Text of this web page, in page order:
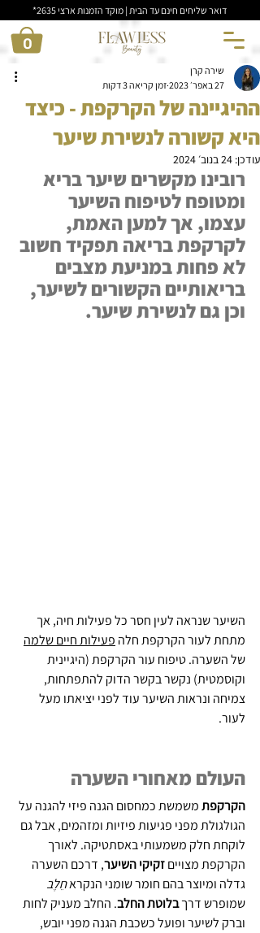
דואר שליחים חינם עד הבית | מוקד הזמנות ארצי 2635*
0
ההיגיינה של הקרקפת - כיצד
היא קשורה לנשירת שיער
שירה קרן
27 באפר׳ 2023
זמן קריאה 3 דקות
עודכן: 24 בנוב׳ 2024
רובינו מקשרים שיער בריא
ומטופח לטיפוח השיער
עצמו, אך למען האמת,
לקרקפת בריאה תפקיד חשוב
לא פחות במניעת מצבים
בריאותיים הקשורים לשיער,
וכן גם לנשירת שיער.
השיער שנראה לעין חסר כל פעילות חיה, אך
מתחת לעור הקרקפת חלה פעילות חיים שלמה
של השערה. טיפוח עור הקרקפת (היגיינית
וקוסמטית) נקשר בקשר הדוק להתפתחות,
צמיחה ונראות השיער עוד לפני יציאתו מעל
לעור.
העולם מאחורי השערה
הקרקפת משמשת כמחסום הגנה פיזי להגנה על
הגולגולת מפני פגיעות פיזיות ומזהמים, אבל גם
לוקחת חלק משמעותי באסתטיקה. לאורך
הקרקפת מצויים זקיקי השיער, דרכם השערה
גדלה ומיוצר בהם חומר שומני הנקרא חֵלֶב
שמופרש דרך בלוטת החלב. החלב מעניק לחות
וברק לשיער ופועל כשכבת הגנה מפני יובש,